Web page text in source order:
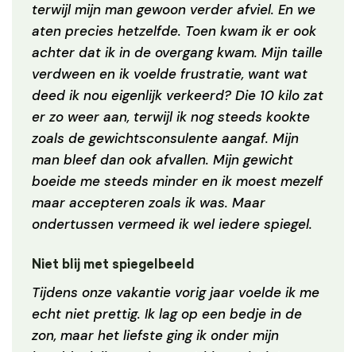
terwijl mijn man gewoon verder afviel. En we
aten precies hetzelfde. Toen kwam ik er ook
achter dat ik in de overgang kwam. Mijn taille
verdween en ik voelde frustratie, want wat
deed ik nou eigenlijk verkeerd? Die 10 kilo zat
er zo weer aan, terwijl ik nog steeds kookte
zoals de gewichtsconsulente aangaf. Mijn
man bleef dan ook afvallen. Mijn gewicht
boeide me steeds minder en ik moest mezelf
maar accepteren zoals ik was. Maar
ondertussen vermeed ik wel iedere spiegel.
Niet blij met spiegelbeeld
Tijdens onze vakantie vorig jaar voelde ik me
echt niet prettig. Ik lag op een bedje in de
zon, maar het liefste ging ik onder mijn